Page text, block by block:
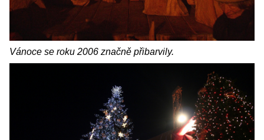
Vánoce se roku 2006 značně přibarvily.